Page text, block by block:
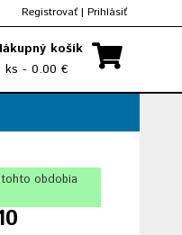
Registrovať | Prihlásiť
košík
ks - 0.00 €
obdobia